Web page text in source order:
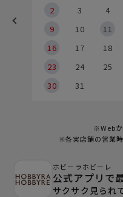
2
3 4
9
10 11
16
17 18
23
24 25
30
31
※Webか
※各実店舗の営業
ホビーラホビーレ
公式アプリで
サクサク見られ